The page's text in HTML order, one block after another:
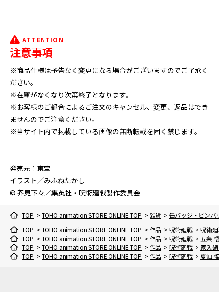
ATTENTION
注意事項
※商品仕様は予告なく変更になる場合がございますのでご了承く
ださい。
※在庫がなくなり次第終了となります。
※お客様のご都合によるご注文のキャンセル、変更、返品はでき
ませんのでご注意ください。
※当サイト内で掲載している画像の無断転載を固く禁じます。
発売元：東宝
イラスト／みふねたかし
© 芥見下々／集英社・呪術廻戦製作委員会
TOP > TOHO animation STORE ONLINE TOP > 雑貨 > 缶バッジ・ピンバ
TOP > TOHO animation STORE ONLINE TOP > 作品 > 呪術廻戦 > 呪術
TOP > TOHO animation STORE ONLINE TOP > 作品 > 呪術廻戦 > 五条 悟
TOP > TOHO animation STORE ONLINE TOP > 作品 > 呪術廻戦 > 家入
TOP > TOHO animation STORE ONLINE TOP > 作品 > 呪術廻戦 > 夏油 傑